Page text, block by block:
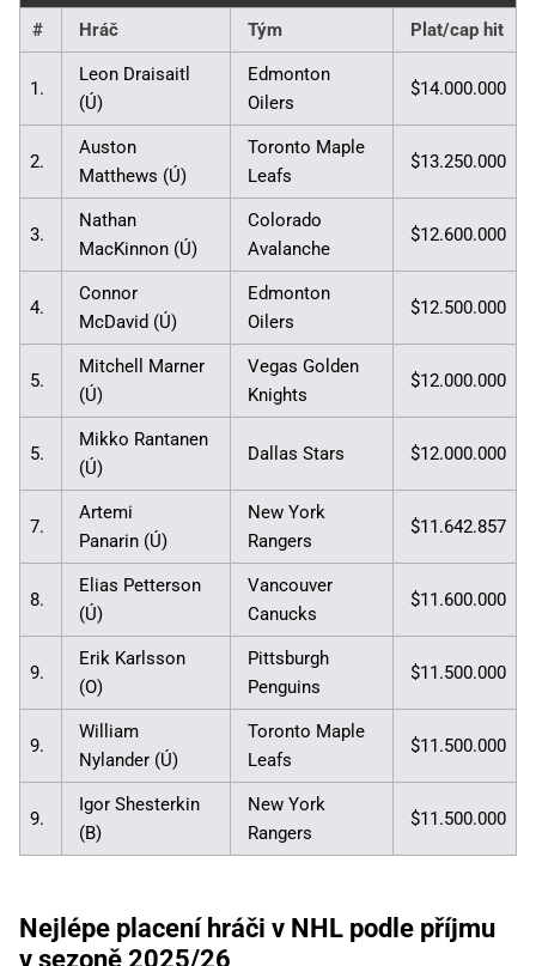
# Hráč Tým Plat/cap hit
1.
Leon Draisaitl
(Ú)
Edmonton
Oilers
$14.000.000
2.
Auston
Matthews (Ú)
Toronto Maple
Leafs
$13.250.000
3.
Nathan
MacKinnon (Ú)
Colorado
Avalanche
$12.600.000
4.
Connor
McDavid (Ú)
Edmonton
Oilers
$12.500.000
5.
Mitchell Marner
(Ú)
Vegas Golden
Knights
$12.000.000
5.
Mikko Rantanen
(Ú)
Dallas Stars $12.000.000
7.
Artemi
Panarin (Ú)
New York
Rangers
$11.642.857
8.
Elias Petterson
(Ú)
Vancouver
Canucks
$11.600.000
9.
Erik Karlsson
(O)
Pittsburgh
Penguins
$11.500.000
9.
William
Nylander (Ú)
Toronto Maple
Leafs
$11.500.000
9.
Igor Shesterkin
(B)
New York
Rangers
$11.500.000
Nejlépe placení hráči v NHL podle příjmu
v sezoně 2025/26